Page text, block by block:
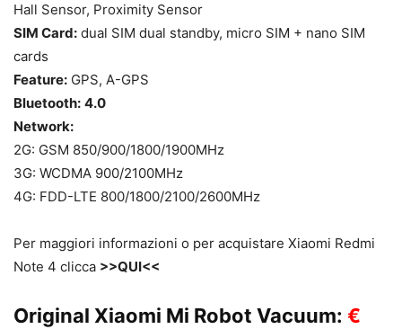
Hall Sensor, Proximity Sensor
SIM Card: dual SIM dual standby, micro SIM + nano SIM
cards
Feature: GPS, A-GPS
Bluetooth: 4.0
Network:
2G: GSM 850/900/1800/1900MHz
3G: WCDMA 900/2100MHz
4G: FDD-LTE 800/1800/2100/2600MHz
Per maggiori informazioni o per acquistare Xiaomi Redmi
Note 4 clicca >>QUI<<
Original Xiaomi Mi Robot Vacuum: €